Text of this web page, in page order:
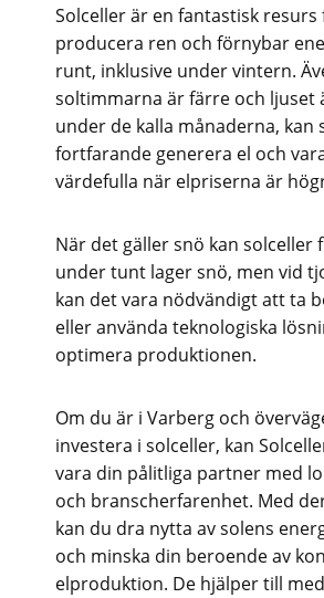
Solceller är en fantastisk
producera ren och förnybar
runt, inklusive under vintern.
soltimmarna är färre och ljuset
under de kalla månaderna, kan
fortfarande generera el och
värdefulla när elpriserna är
När det gäller snö kan solceller
under tunt lager snö, men vid
kan det vara nödvändigt att ta
eller använda teknologiska
optimera produktionen.
Om du är i Varberg och
investera i solceller, kan
vara din pålitliga partner med
och branscherfarenhet. Med
kan du dra nytta av solens
och minska din beroende av
elproduktion. De hjälper till